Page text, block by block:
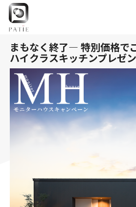
まもなく終了― 特別価格で
ハイクラスキッチンプレゼ